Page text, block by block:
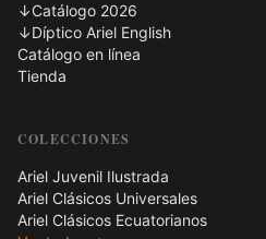
↓Catálogo 2026
↓Díptico Ariel English
Catálogo en línea
Tienda
COLECCIONES
Ariel Juvenil Ilustrada
Ariel Clásicos Universales
Ariel Clásicos Ecuatorianos